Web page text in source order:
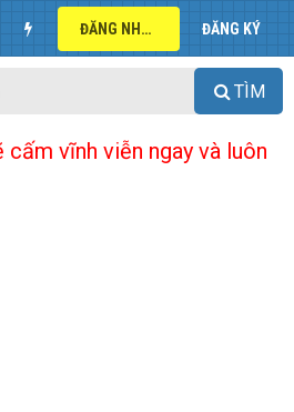
ĐĂNG NHẬP ĐĂNG KÝ
TÌM
vĩnh viễn ngay và luôn